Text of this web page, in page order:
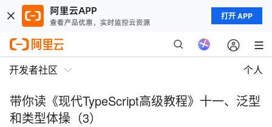
打开 APP
开发者社区 个人
带你读《现代TypeScript高级教程》十一、泛型
和类型体操（3）